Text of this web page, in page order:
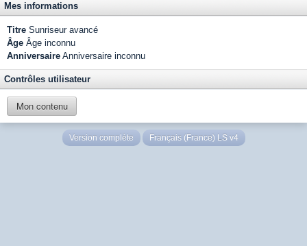
Mes informations
Titre Sunriseur avancé
Âge Âge inconnu
Anniversaire Anniversaire inconnu
Contrôles utilisateur
Mon contenu
Version complète Français (France) LS v4